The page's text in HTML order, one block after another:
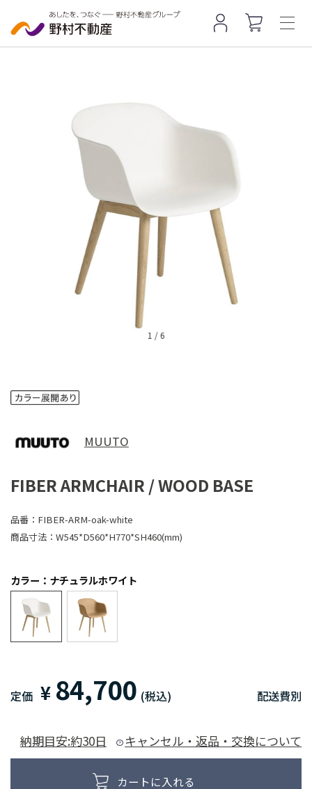
1 /6
MUUTO
FIBER ARMCHAIR / WOOD BASE
品番： FIBER-ARM-oak-white
商品寸法： W545*D560*H770*SH460(mm)
カラー：ナチュラルホワイト
定価 ¥ 84,700 (税込) 配送費別
納期目安:約30日 キャンセル・返品・交換について